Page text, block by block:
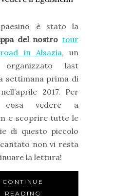
è stato la
del nostro tour
in Alsazia, un
organizzato last
settimana prima di
2017. Per
cosa vedere a
e scoprire tutte le
di questo piccolo
non vi resta
la lettura!
CONTINUE
READING